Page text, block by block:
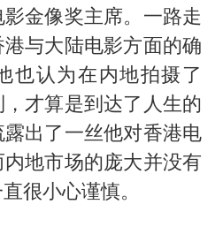
金像奖主席。一路走
与大陆电影方面的确
也认为在内地拍摄了
，才算是到达了人生的
出了一丝他对香港电
地市场的庞大并没有
很小心谨慎。